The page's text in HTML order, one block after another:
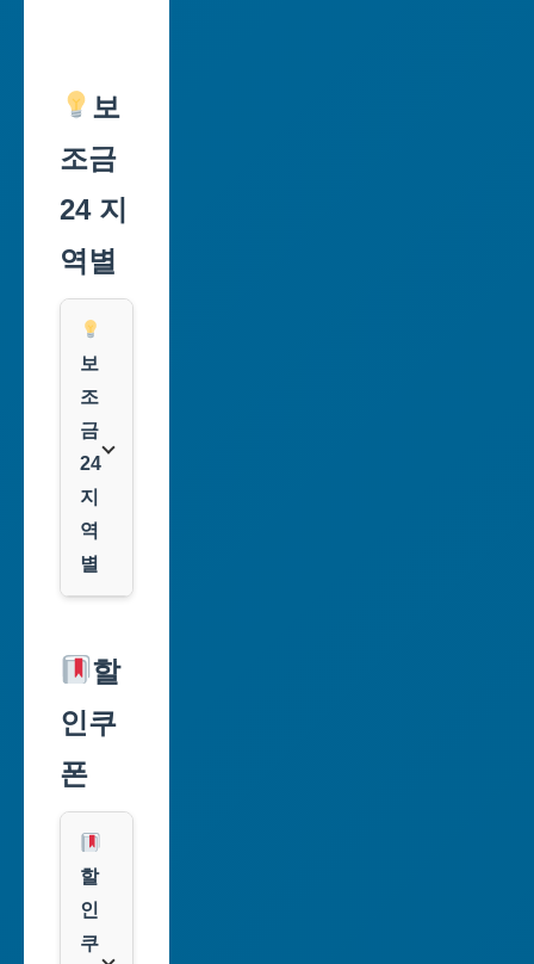
보
조금
24 지
역별
보
조
금
24
지
역
별
울
특
별
부
산
광
역
시
할
인쿠
폰
할
인
쿠